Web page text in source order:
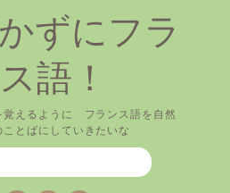
ずにフラ
語！
覚えるように フランス語を自然
とばにしていきたいな